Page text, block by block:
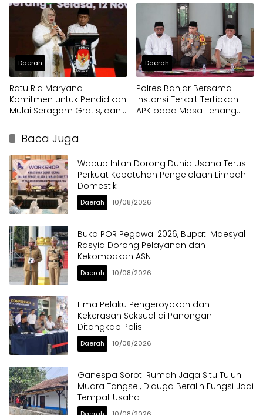
Daerah
Ratu Ria Maryana
Komitmen untuk Pendidikan
Mulai Seragam Gratis, dan
Daerah
Polres Banjar Bersama
Instansi Terkait Tertibkan
APK pada Masa Tenang
Baca Juga
Wabup Intan Dorong Dunia Usaha Terus
Perkuat Kepatuhan Pengelolaan Limbah
Domestik
Daerah 10/08/2026
Buka POR Pegawai 2026, Bupati Maesyal
Rasyid Dorong Pelayanan dan
Kekompakan ASN
Daerah 10/08/2026
Lima Pelaku Pengeroyokan dan
Kekerasan Seksual di Panongan
Ditangkap Polisi
Daerah 10/08/2026
Ganespa Soroti Rumah Jaga Situ Tujuh
Muara Tangsel, Diduga Beralih Fungsi Jadi
Tempat Usaha